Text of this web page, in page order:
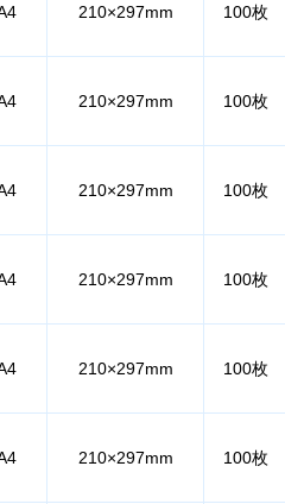
210×297mm 100枚
210×297mm 100枚
210×297mm 100枚
210×297mm 100枚
210×297mm 100枚
210×297mm 100枚